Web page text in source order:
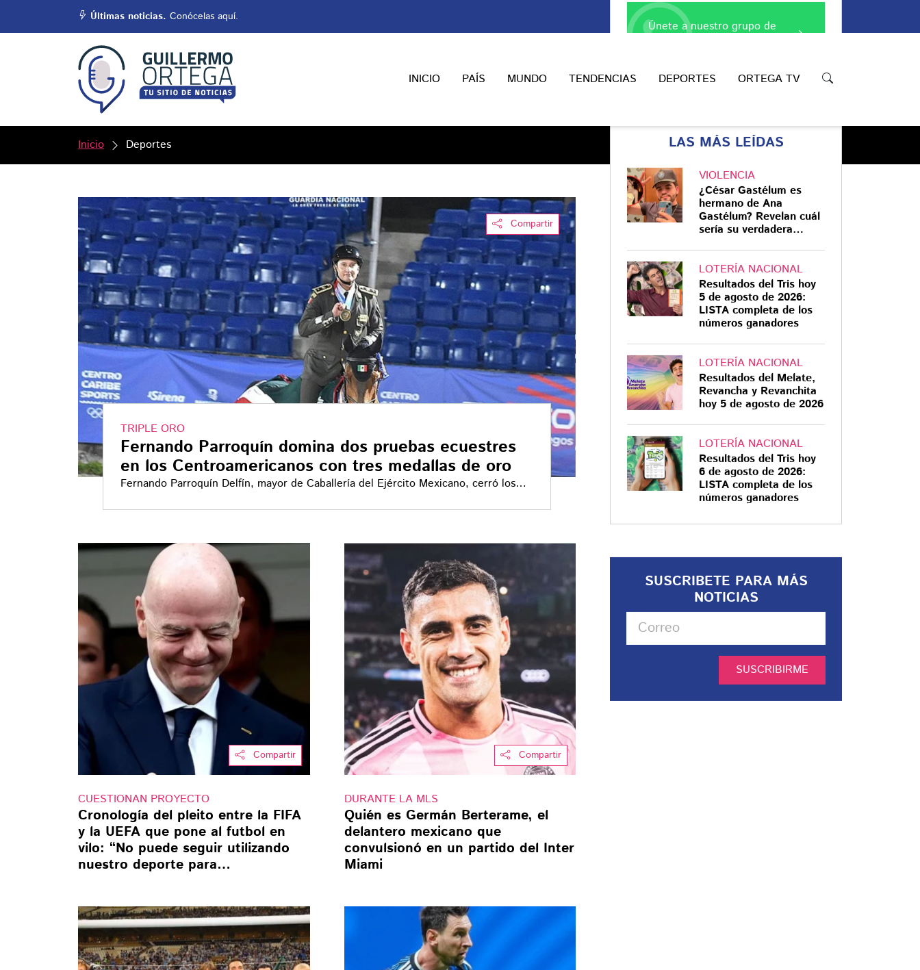
Últimas noticias. Conócelas aquí.
INICIO PAÍS MUNDO TENDENCIAS DEPORTES ORTEGA TV
Inicio Deportes
Compartir
TRIPLE ORO
Fernando Parroquín domina dos pruebas ecuestres
en los Centroamericanos con tres medallas de oro
Fernando Parroquín Delfín, mayor de Caballería del Ejército Mexicano, cerró los
Compartir
FASE DE GRUPO
¿Qué necesita México
para clasificar al
Mundial Sub-20 de
2027 y cuándo
disputará el boleto?
La Selección Mexicana Sub-20
avanzó a cuartos de final con tres
Compartir
CUESTIONAN PROYECTO
Cronología del pleito entre la FIFA
y la UEFA que pone al futbol en
vilo: “No puede seguir utilizando
nuestro deporte para
Compartir
DURANTE LA MLS
Quién es Germán Berterame, el
delantero mexicano que
convulsionó en un partido del Inter
Miami
Únete a nuestro grupo de
LAS MÁS LEÍDAS
VIOLENCIA
¿César Gastélum es
hermano de Ana
Gastélum? Revelan cuál
sería su verdadera
LOTERÍA NACIONAL
Resultados del Tris hoy
5 de agosto de 2026:
LISTA completa de los
números ganadores
LOTERÍA NACIONAL
Resultados del Melate,
Revancha y Revanchita
hoy 5 de agosto de 2026
LOTERÍA NACIONAL
Resultados del Tris hoy
6 de agosto de 2026:
LISTA completa de los
números ganadores
SUSCRIBETE PARA MÁS
NOTICIAS
SUSCRIBIRME